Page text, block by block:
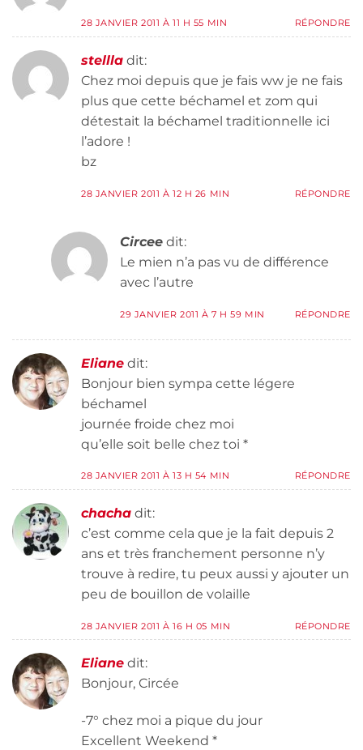
28 JANVIER 2011 À 11 H 55 MIN RÉPONDRE
stellla dit:
Chez moi depuis que je fais ww je ne fais
plus que cette béchamel et zom qui
détestait la béchamel traditionnelle ici
l’adore !
bz
28 JANVIER 2011 À 12 H 26 MIN RÉPONDRE
Circee dit:
Le mien n’a pas vu de différence
avec l’autre
29 JANVIER 2011 À 7 H 59 MIN RÉPONDRE
Eliane dit:
Bonjour bien sympa cette légere
béchamel
journée froide chez moi
qu’elle soit belle chez toi *
28 JANVIER 2011 À 13 H 54 MIN RÉPONDRE
chacha dit:
c’est comme cela que je la fait depuis 2
ans et très franchement personne n’y
trouve à redire, tu peux aussi y ajouter un
peu de bouillon de volaille
28 JANVIER 2011 À 16 H 05 MIN RÉPONDRE
Eliane dit:
Bonjour, Circée
-7° chez moi a pique du jour
Excellent Weekend *